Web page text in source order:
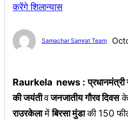
Samachar Samrat Team
Raurkela news : प्रधानमंत्री
की जयंतीवजनजातीय गौरव दिवसके
राउरकेलामेंबिरसा मुंडाकी 150